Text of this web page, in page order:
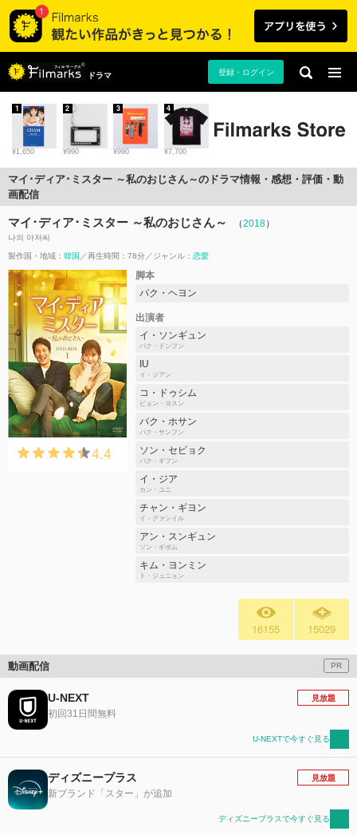
ドラマ 登録・ログイン
¥1,650
1
¥990
2
¥990
3
¥7,700
4
マイ･ディア･ミスター ～私のおじさん～のドラマ情報・感想・評価・動
画配信
マイ･ディア･ミスター ～私のおじさん～ （2018）
나의 아저씨
製作国・地域： 韓国 再生時間：78分 ジャンル： 恋愛
4.4
脚本
パク・ヘヨン
出演者
イ・ソンギュン
パク・ドンフン
IU
イ・ジアン
コ・ドゥシム
ピョン・ヨスン
パク・ホサン
パク・サンフン
ソン・セビョク
パク・ギフン
イ・ジア
カン・ユニ
チャン・ギヨン
イ・グァンイル
アン・スンギュン
ソン・ギボム
キム・ヨンミン
ト・ジュニョン
16155 15029
動画配信 PR
U-NEXT
初回31日間無料
見放題
U-NEXTで今すぐ見る
ディズニープラス
新ブランド「スター」が追加
見放題
ディズニープラスで今すぐ見る